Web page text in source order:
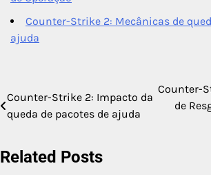
Counter-Strike 2: Mecânicas de
ajuda
Post
navigation
Counter-Strike 2: Impacto da
queda de pacotes de ajuda
Counter-
de
Related Posts